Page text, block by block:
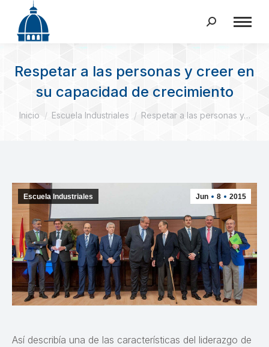
Buscar:
Respetar a las personas y creer en
su capacidad de crecimiento
Estás aquí:
Inicio Escuela Industriales Respetar a las personas y…
Jun 8 2015
Escuela Industriales
Así describía una de las características del liderazgo de